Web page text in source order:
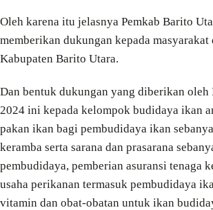
Oleh karena itu jelasnya Pemkab Barito
memberikan dukungan kepada
Kabupaten Barito Utara.
Dan bentuk dukungan yang diberikan oleh
2024 ini kepada kelompok budidaya ikan
pakan ikan bagi pembudidaya ikan
keramba serta sarana dan prasarana
pembudidaya, pemberian asuransi tenaga
usaha perikanan termasuk pembudidaya
vitamin dan obat-obatan untuk ikan